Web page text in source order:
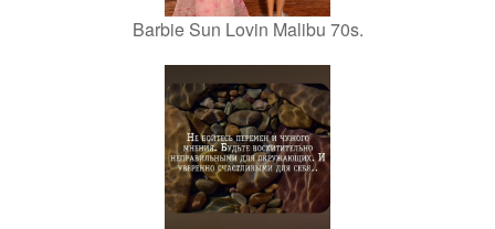
Barbie Sun Lovin Malibu 70s.